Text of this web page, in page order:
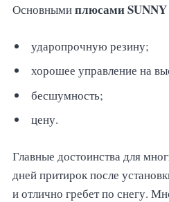
Основнымиплюсами SUNNY
ударопрочную резину;
хорошее управление на
бесшумность;
цену.
Главные достоинства для
дней притирок после
и отлично гребет по снегу.